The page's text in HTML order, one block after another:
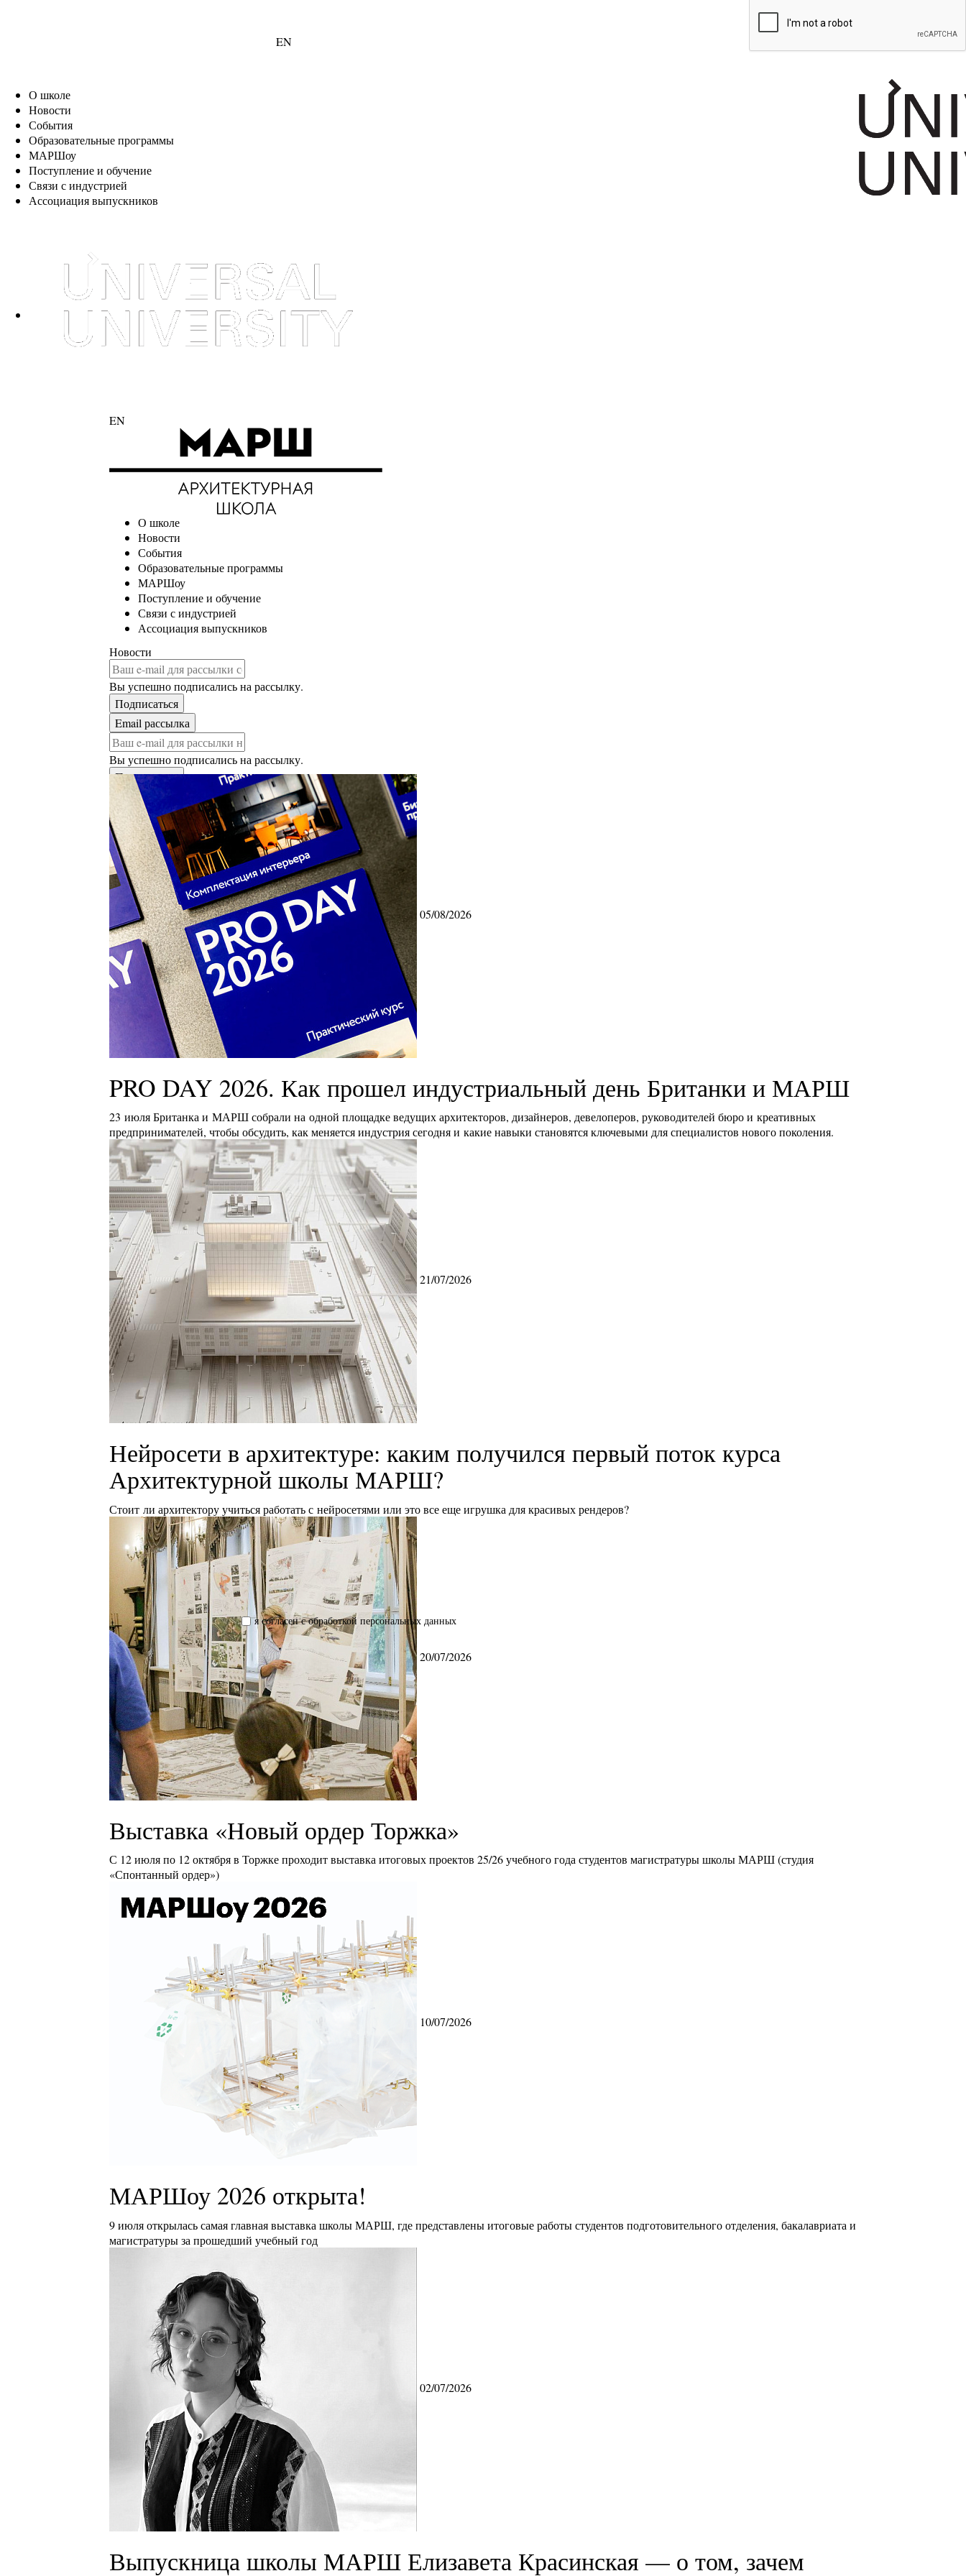
EN
О школе
Новости
События
Образовательные программы
МАРШоу
Поступление и обучение
Связи с индустрией
Ассоциация выпускников
EN
О школе
Новости
События
Образовательные программы
МАРШоу
Поступление и обучение
Связи с индустрией
Ассоциация выпускников
Новости
Вы успешно подписались на рассылку.
я согласен с обработкой персональных данных
Вы успешно подписались на рассылку.
05/08/2026
PRO DAY 2026. Как прошел индустриальный день Британки и МАРШ
23 июля Британка и МАРШ собрали на одной площадке ведущих архитекторов, дизайнеров, девелоперов, руководителей бюро и креативных
предпринимателей, чтобы обсудить, как меняется индустрия сегодня и какие навыки становятся ключевыми для специалистов нового поколения.
21/07/2026
Нейросети в архитектуре: каким получился первый поток курса
Архитектурной школы МАРШ?
Стоит ли архитектору учиться работать с нейросетями или это все еще игрушка для красивых рендеров?
20/07/2026
Выставка «Новый ордер Торжка»
С 12 июля по 12 октября в Торжке проходит выставка итоговых проектов 25/26 учебного года студентов магистратуры школы МАРШ (студия
«Спонтанный ордер»)
10/07/2026
МАРШоу 2026 открыта!
9 июля открылась самая главная выставка школы МАРШ, где представлены итоговые работы студентов подготовительного отделения, бакалавриата и
магистратуры за прошедший учебный год
02/07/2026
Выпускница школы МАРШ Елизавета Красинская — о том, зачем